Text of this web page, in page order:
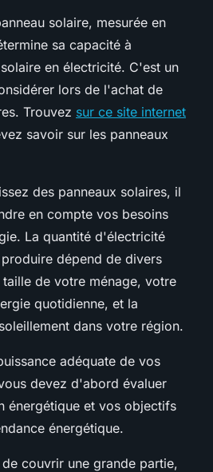
solaire, mesurée en
sa capacité à
en électricité. C'est un
lors de l'achat de
Trouvez sur ce site internet
savoir sur les panneaux
des panneaux solaires, il
en compte vos besoins
La quantité d'électricité
dépend de divers
de votre ménage, votre
quotidienne, et la
dans votre région.
adéquate de vos
devez d'abord évaluer
énergétique et vos objectifs
énergétique.
couvrir une grande partie,